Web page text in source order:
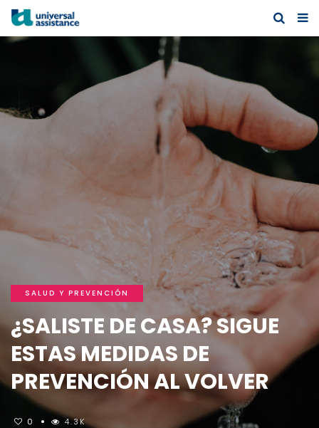
SALUD Y PREVENCIÓN
¿SALISTE DE CASA? SIGUE
ESTAS MEDIDAS DE
PREVENCIÓN AL VOLVER
0 4.3K